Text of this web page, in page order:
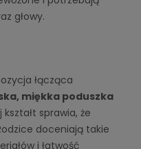
głowy.
łącząca
miękka poduszka
sprawia, że
doceniają takie
i łatwość